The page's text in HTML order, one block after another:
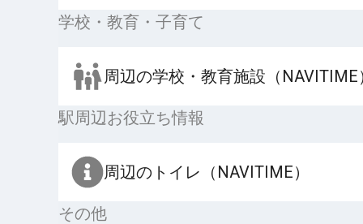
学校・教育・子育て
周辺の学校・教育施設（NAVITIME
駅周辺お役立ち情報
周辺のトイレ（NAVITIME）
その他